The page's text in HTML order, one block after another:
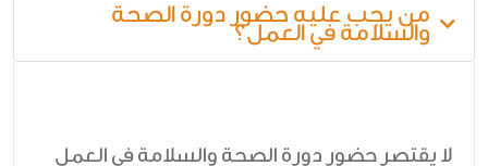
من يجب عليه حضور دورة الصحة
والسلامة في العمل؟
لا يقتصر حضور دورة الصحة والسلامة في العمل